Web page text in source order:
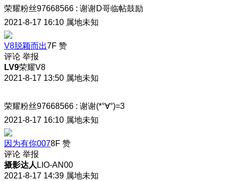
荣耀粉丝97668566 : 谢谢D哥临帖鼓励
2021-8-17 16:10 属地未知
V8脱颖而出7F 赞
评论 举报
LV9荣耀V8
2021-8-17 13:50 属地未知
荣耀粉丝97668566 : 谢谢(*°∀°)=3
2021-8-17 16:10 属地未知
因为有你0078F 赞
评论 举报
摄影达人 LIO-AN00
2021-8-17 14:39 属地未知